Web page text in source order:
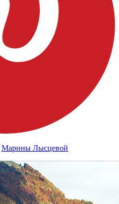
Марины Лысцевой